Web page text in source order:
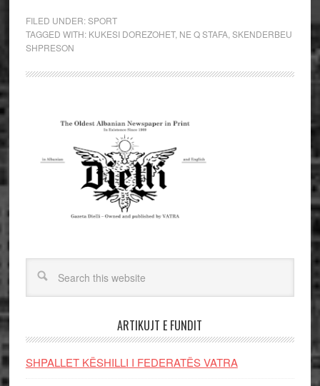
FILED UNDER:SPORT
TAGGED WITH: KUKESI DOREZOHET, NE Q STAFA, SKENDERBEU
SHPRESON
ARTIKUJT E FUNDIT
SHPALLET KËSHILLI I FEDERATËS VATRA